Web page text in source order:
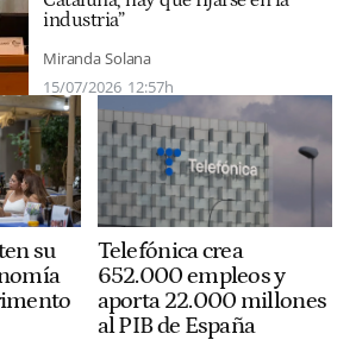
industria”
Miranda Solana
15/07/2026 12:57h
su
Telefónica crea
652.000 empleos y
aporta 22.000 millones
al PIB de España